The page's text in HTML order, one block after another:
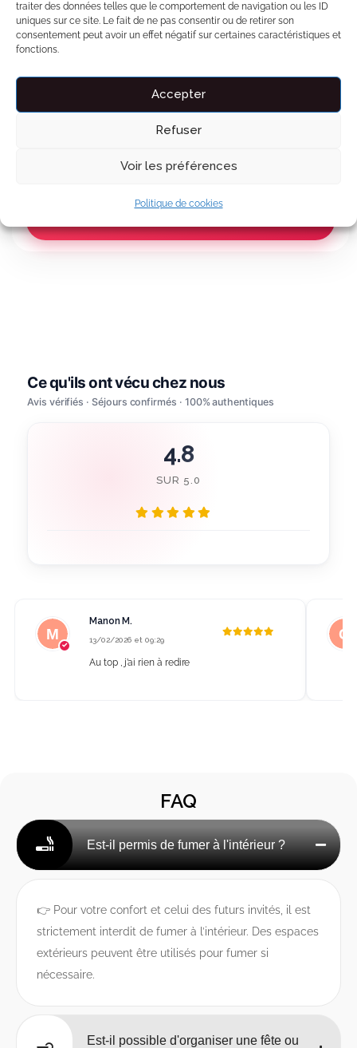
traiter des données telles que le comportement de navigation ou les ID
uniques sur ce site. Le fait de ne pas consentir ou de retirer son
consentement peut avoir un effet négatif sur certaines caractéristiques et
fonctions.
Accepter
Refuser
Voir les préférences
Politique de cookies
Carte d'invitation personnalisée Aperçu
L'IA trouve votre film idéal
Voir le détail des prix
4.8
SUR 5.0
Manon M.
13/02/2026 et 09:29
Au top , j’ai rien à redire
FAQ
Est-il permis de fumer à l'intérieur ?
👉 Pour votre confort et celui des futurs invités, il est
strictement interdit de fumer à l’intérieur. Des espaces
extérieurs peuvent être utilisés pour fumer si
nécessaire.
Est-il possible d'organiser une fête ou